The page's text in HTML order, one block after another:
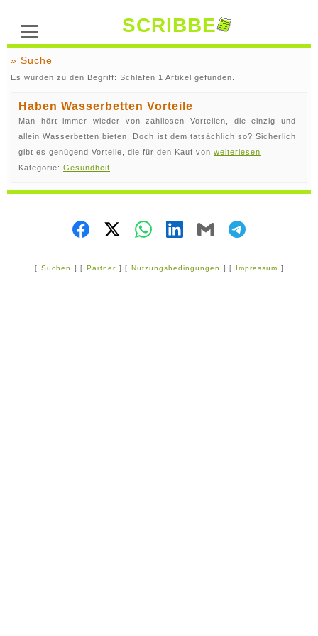
SCRIBBE
» Suche
Es wurden zu den Begriff: Schlafen 1 Artikel gefunden.
Haben Wasserbetten Vorteile
Man hört immer wieder von zahllosen Vorteilen, die einzig und
allein Wasserbetten bieten. Doch ist dem tatsächlich so? Sicherlich
gibt es genügend Vorteile, die für den Kauf von weiterlesen
Kategorie: Gesundheit
[ Suchen ] [ Partner ] [ Nutzungsbedingungen ] [ Impressum ]